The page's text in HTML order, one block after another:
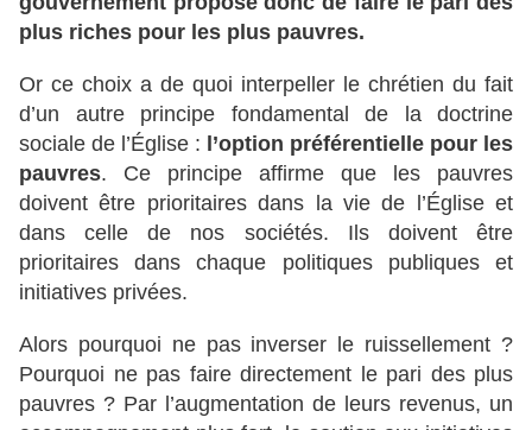
plus riches pour les plus pauvres.
Or ce choix a de quoi interpeller le chrétien du fait
d’un autre principe fondamental de la doctrine
sociale de l’Église : l’option préférentielle pour les
pauvres. Ce principe affirme que les pauvres
doivent être prioritaires dans la vie de l’Église et
dans celle de nos sociétés. Ils doivent être
prioritaires dans chaque politiques publiques et
initiatives privées.
Alors pourquoi ne pas inverser le ruissellement ?
Pourquoi ne pas faire directement le pari des plus
pauvres ? Par l’augmentation de leurs revenus, un